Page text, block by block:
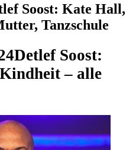
Soost: Kate Hall,
Tanzschule
Detlef Soost:
– alle